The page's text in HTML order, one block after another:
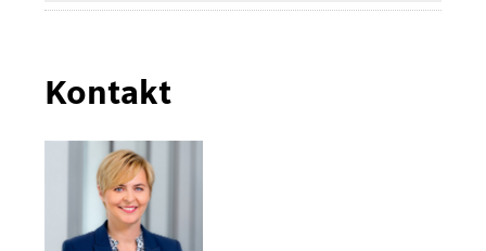
Kontakt